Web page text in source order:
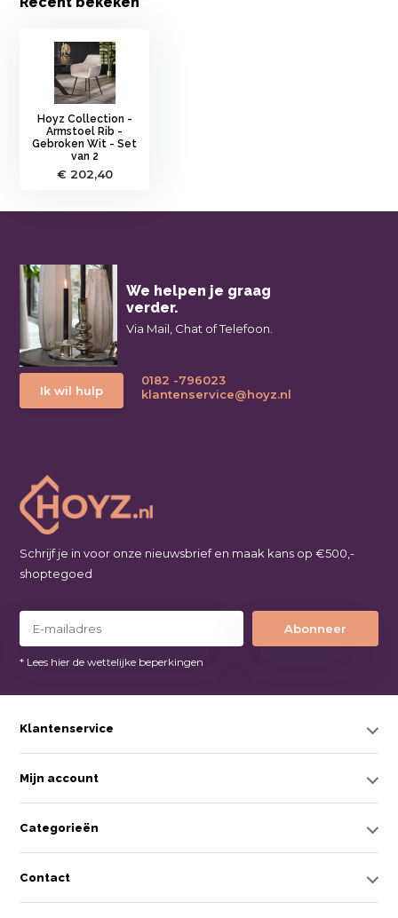
Hoyz Collection -
Armstoel Rib -
Gebroken Wit - Set
van 2
€ 202,40
We helpen je graag
verder.
Via Mail, Chat of Telefoon.
Ik wil hulp
0182 -796023
klantenservice@hoyz.nl
Schrijf je in voor onze nieuwsbrief en maak kans op €500,-
shoptegoed
Abonneer
* Lees hier de wettelijke beperkingen
Klantenservice
Mijn account
Categorieën
Contact